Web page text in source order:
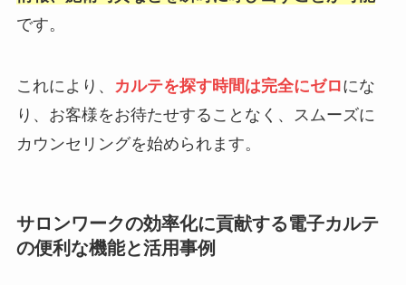
です。
これにより、 カルテを探す時間は完全にゼロにな
り、お客様をお待たせすることなく、スムーズに
カウンセリングを始められます。
サロンワークの効率化に貢献する電子カルテ
の便利な機能と活用事例